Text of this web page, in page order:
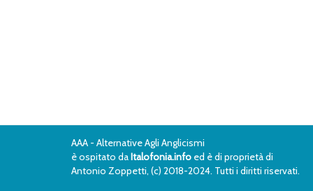
AAA - Alternative Agli Anglicismi
è ospitato daItalofonia.info ed è di proprietà di
Antonio Zoppetti, (c) 2018-2024. Tutti i diritti riservati.